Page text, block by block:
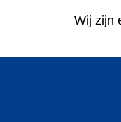
Wij zijn